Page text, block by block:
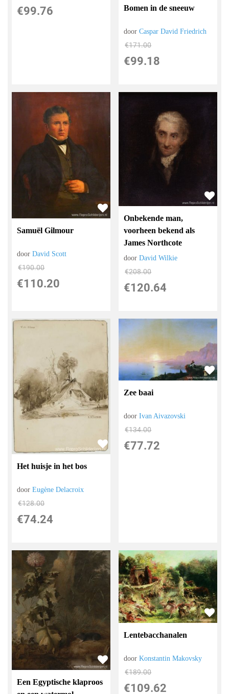
€99.76 Bomen in de sneeuw
doorCaspar David Friedrich
€171.00
€99.18
Samuël Gilmour
doorDavid Scott
€190.00
€110.20
Onbekende man,
voorheen bekend als
James Northcote
doorDavid Wilkie
€208.00
€120.64
Het huisje in het bos
doorEugène Delacroix
€128.00
€74.24
Zee baai
doorIvan Aivazovski
€134.00
€77.72
Een Egyptische klaproos
Lentebacchanalen
doorKonstantin Makovsky
€189.00
€109.62